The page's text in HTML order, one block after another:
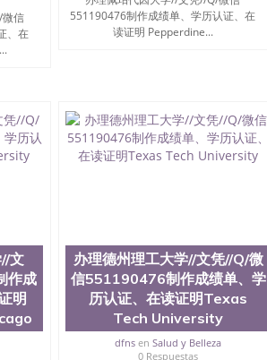
）圣何塞州立大学（San Jose
）圣何塞州立大学学位证（San Jose
）圣何塞州立大学（San Jose State
州立大学（San Jose State University）圣
（San Jose State University）圣何塞州
（San Jose State University）圣何塞州
历证书（San Jose State University）圣何
找人做文凭学位qq微信551190476澳洲
信
、在
551190476制作成绩单、学历认证、在
读证明 Pepperdine...
文
作成
明
办理德州理工大学//文凭//Q/微
信551190476制作成绩单、学
历认证、在读证明Texas
Tech University
dfns enSalud y Belleza
0 Respuestas